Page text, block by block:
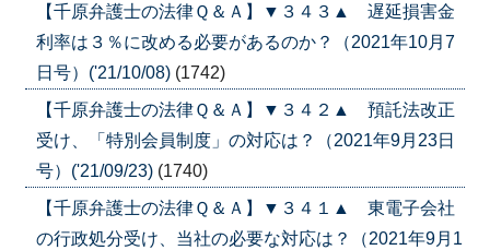
【千原弁護士の法律Ｑ＆Ａ】▼３４３▲ 遅延損害金
利率は３％に改める必要があるのか？（2021年10月7
日号）('21/10/08) (1742)
【千原弁護士の法律Ｑ＆Ａ】▼３４２▲ 預託法改正
受け、「特別会員制度」の対応は？（2021年9月23日
号）('21/09/23) (1740)
【千原弁護士の法律Ｑ＆Ａ】▼３４１▲ 東電子会社
の行政処分受け、当社の必要な対応は？（2021年9月1